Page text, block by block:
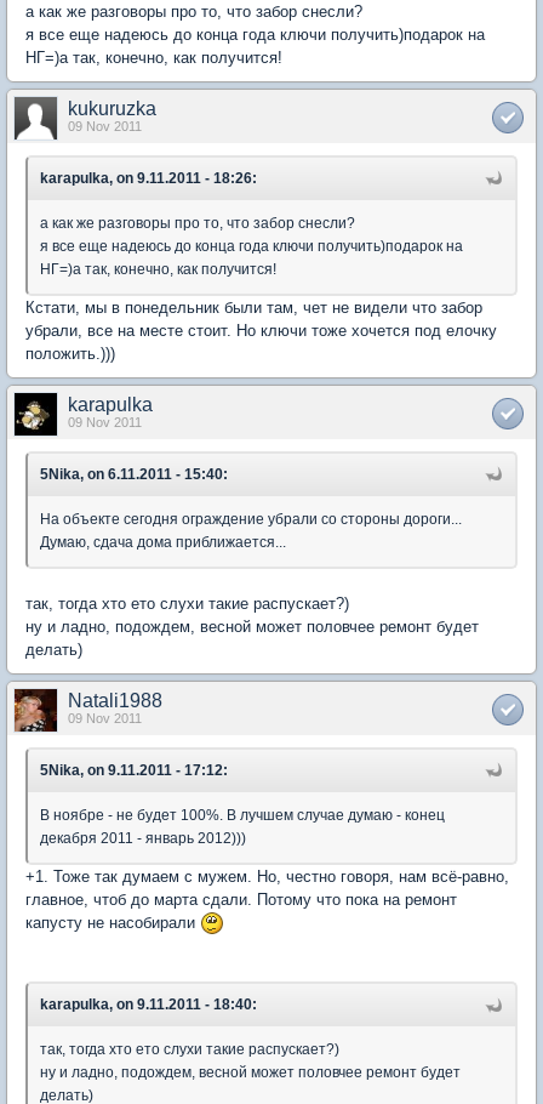
а как же разговоры про то, что забор снесли?
я все еще надеюсь до конца года ключи получить)подарок на
НГ=)а так, конечно, как получится!
kukuruzka
09 Nov 2011
karapulka, on 9.11.2011 - 18:26:
а как же разговоры про то, что забор снесли?
я все еще надеюсь до конца года ключи получить)подарок на
НГ=)а так, конечно, как получится!
Кстати, мы в понедельник были там, чет не видели что забор
убрали, все на месте стоит. Но ключи тоже хочется под елочку
положить.)))
karapulka
09 Nov 2011
5Nika, on 6.11.2011 - 15:40:
На объекте сегодня ограждение убрали со стороны дороги...
Думаю, сдача дома приближается...
так, тогда хто ето слухи такие распускает?)
ну и ладно, подождем, весной может половчее ремонт будет
делать)
Natali1988
09 Nov 2011
5Nika, on 9.11.2011 - 17:12:
В ноябре - не будет 100%. В лучшем случае думаю - конец
декабря 2011 - январь 2012)))
+1. Тоже так думаем с мужем. Но, честно говоря, нам всё-равно,
главное, чтоб до марта сдали. Потому что пока на ремонт
капусту не насобирали
karapulka, on 9.11.2011 - 18:40:
так, тогда хто ето слухи такие распускает?)
ну и ладно, подождем, весной может половчее ремонт будет
делать)